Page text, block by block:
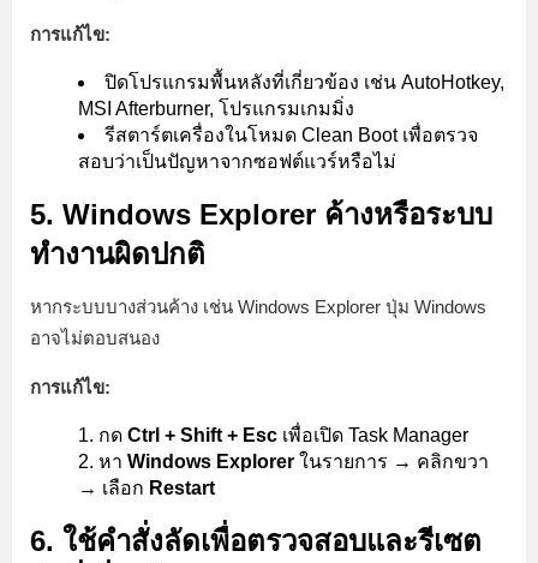
การแก้ไข:
ปิดโปรแกรมพื้นหลังที่เกี่ยวข้อง เช่น AutoHotkey,
MSI Afterburner, โปรแกรมเกมมิ่ง
รีสตาร์ตเครื่องในโหมด Clean Boot เพื่อตรวจ
สอบว่าเป็นปัญหาจากซอฟต์แวร์หรือไม่
5. Windows Explorer ค้างหรือระบบ
ทำงานผิดปกติ
หากระบบบางส่วนค้าง เช่น Windows Explorer ปุ่ม Windows
อาจไม่ตอบสนอง
การแก้ไข:
กด Ctrl + Shift + Esc เพื่อเปิด Task Manager
หา Windows Explorer ในรายการ → คลิกขวา
→ เลือก Restart
6. ใช้คำสั่งลัดเพื่อตรวจสอบและรีเซต